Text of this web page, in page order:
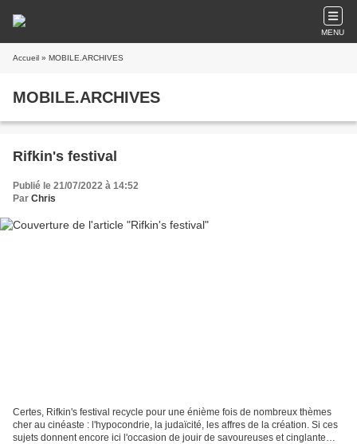
MENU
Accueil » MOBILE.ARCHIVES
MOBILE.ARCHIVES
Rifkin's festival
Publié le 21/07/2022 à 14:52
Par Chris
Certes, Rifkin's festival recycle pour une énième fois de nombreux thèmes
cher au cinéaste : l'hypocondrie, la judaïcité, les affres de la création. Si ces
sujets donnent encore ici l'occasion de jouir de savoureuses et cinglante